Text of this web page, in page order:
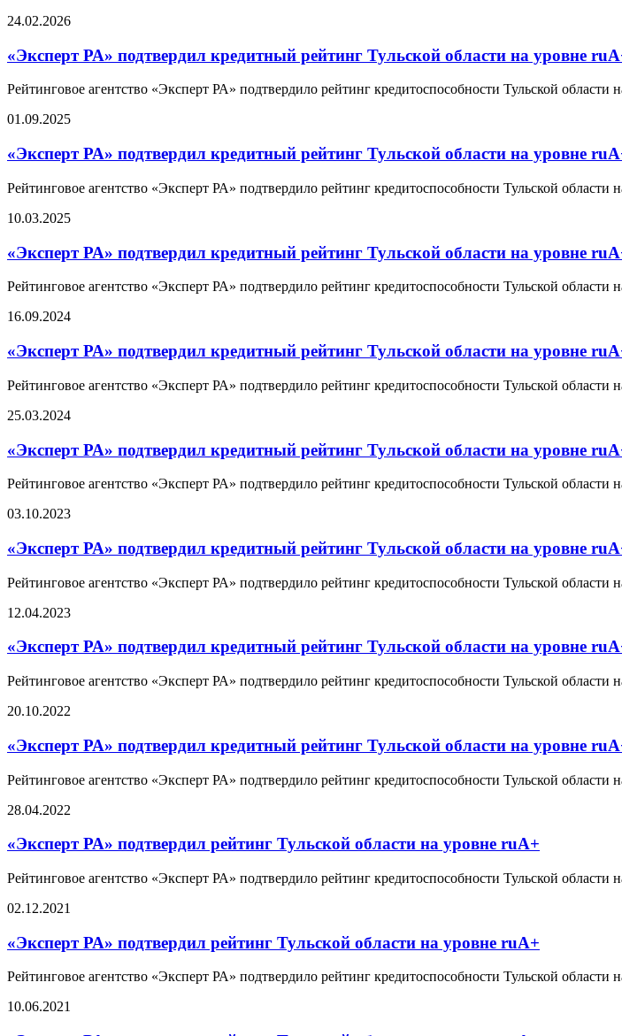
24.02.2026
«Эксперт РА» подтвердил кредитный рейтинг Тульской области на уровне
Рейтинговое агентство «Эксперт РА» подтвердило рейтинг кредитоспособности Тульской
01.09.2025
«Эксперт РА» подтвердил кредитный рейтинг Тульской области на уровне
Рейтинговое агентство «Эксперт РА» подтвердило рейтинг кредитоспособности Тульской
10.03.2025
«Эксперт РА» подтвердил кредитный рейтинг Тульской области на уровне
Рейтинговое агентство «Эксперт РА» подтвердило рейтинг кредитоспособности Тульской
16.09.2024
«Эксперт РА» подтвердил кредитный рейтинг Тульской области на уровне
Рейтинговое агентство «Эксперт РА» подтвердило рейтинг кредитоспособности Тульской
25.03.2024
«Эксперт РА» подтвердил кредитный рейтинг Тульской области на уровне
Рейтинговое агентство «Эксперт РА» подтвердило рейтинг кредитоспособности Тульской
03.10.2023
«Эксперт РА» подтвердил кредитный рейтинг Тульской области на уровне
Рейтинговое агентство «Эксперт РА» подтвердило рейтинг кредитоспособности Тульской
12.04.2023
«Эксперт РА» подтвердил кредитный рейтинг Тульской области на уровне
Рейтинговое агентство «Эксперт РА» подтвердило рейтинг кредитоспособности Тульской
20.10.2022
«Эксперт РА» подтвердил кредитный рейтинг Тульской области на уровне
Рейтинговое агентство «Эксперт РА» подтвердило рейтинг кредитоспособности Тульской
28.04.2022
«Эксперт РА» подтвердил рейтинг Тульской области на уровне ruА+
Рейтинговое агентство «Эксперт РА» подтвердило рейтинг кредитоспособности Тульской
02.12.2021
«Эксперт РА» подтвердил рейтинг Тульской области на уровне ruА+
Рейтинговое агентство «Эксперт РА» подтвердило рейтинг кредитоспособности Тульской
10.06.2021